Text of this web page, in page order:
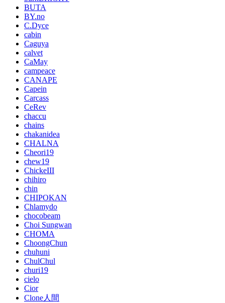
BUTA
BY.no
C.Dyce
cabin
Caguya
calvet
CaMay
campeace
CANAPE
Capein
Carcass
CeRev
chaccu
chains
chakanidea
CHALNA
Cheori19
chew19
ChickeIII
chihiro
chin
CHIPOKAN
Chlamydo
chocobeam
Choi Sungwan
CHOMA
ChoongChun
chuhuni
ChulChul
churi19
cielo
Cior
Clone人間